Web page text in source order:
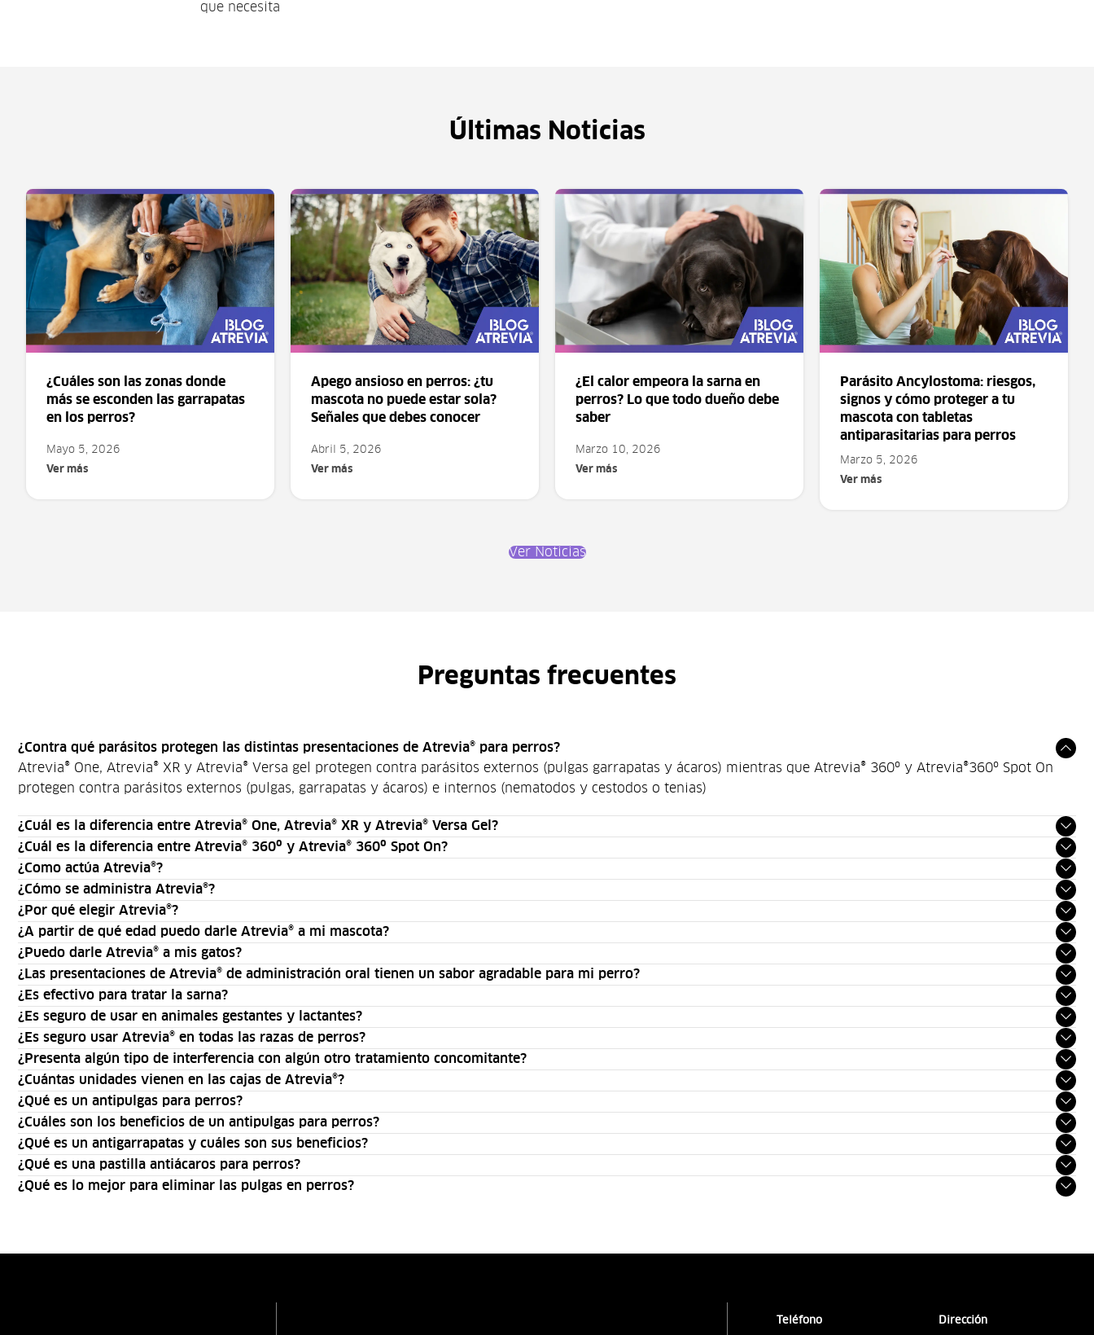
que necesita
Últimas Noticias
¿Cuáles son las zonas donde
más se esconden las garrapatas
en los perros?
Mayo 5, 2026
Ver más
Apego ansioso en perros: ¿tu
mascota no puede estar sola?
Señales que debes conocer
Abril 5, 2026
Ver más
¿El calor empeora la sarna en
perros? Lo que todo dueño debe
saber
Marzo 10, 2026
Ver más
Parásito Ancylostoma: riesgos,
signos y cómo proteger a tu
mascota con tabletas
antiparasitarias para perros
Marzo 5, 2026
Ver más
Ver Noticias
Preguntas frecuentes
¿Contra qué parásitos protegen las distintas presentaciones de Atrevia® para perros?
Atrevia® One, Atrevia® XR y Atrevia® Versa gel protegen contra parásitos externos (pulgas garrapatas y ácaros) mientras que Atrevia® 360º y Atrevia®360º Spot On
protegen contra parásitos externos (pulgas, garrapatas y ácaros) e internos (nematodos y cestodos o tenias)
¿Cuál es la diferencia entre Atrevia® One, Atrevia® XR y Atrevia® Versa Gel?
¿Cuál es la diferencia entre Atrevia® 360º y Atrevia® 360º Spot On?
¿Como actúa Atrevia®?
¿Cómo se administra Atrevia®?
¿Por qué elegir Atrevia®?
¿A partir de qué edad puedo darle Atrevia® a mi mascota?
¿Puedo darle Atrevia® a mis gatos?
¿Las presentaciones de Atrevia® de administración oral tienen un sabor agradable para mi perro?
¿Es efectivo para tratar la sarna?
¿Es seguro de usar en animales gestantes y lactantes?
¿Es seguro usar Atrevia® en todas las razas de perros?
¿Presenta algún tipo de interferencia con algún otro tratamiento concomitante?
¿Cuántas unidades vienen en las cajas de Atrevia®?
¿Qué es un antipulgas para perros?
¿Cuáles son los beneficios de un antipulgas para perros?
¿Qué es un antigarrapatas y cuáles son sus beneficios?
¿Qué es una pastilla antiácaros para perros?
¿Qué es lo mejor para eliminar las pulgas en perros?
Teléfono Dirección